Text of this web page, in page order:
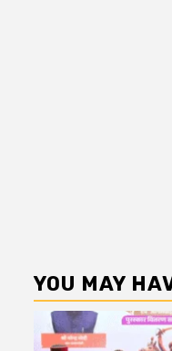
YOU MAY